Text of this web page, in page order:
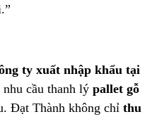
ty xuất nhập khẩu tại
cầu thanh lý pallet gỗ
Đạt Thành không chỉ thu